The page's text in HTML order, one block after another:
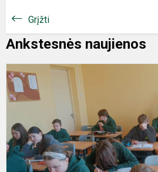
Grįžti
Ankstesnės naujienos